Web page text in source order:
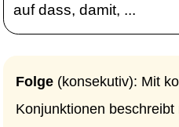
auf dass, damit, ...
Folge (konsekutiv): Mit
Konjunktionen